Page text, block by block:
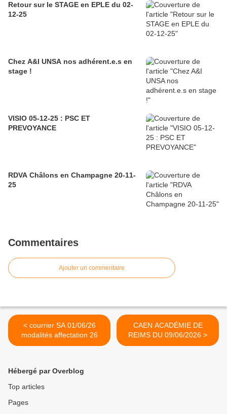
Retour sur le STAGE en EPLE du 02-
12-25
Chez A&I UNSA nos adhérent.e.s en
stage !
VISIO 05-12-25 : PSC ET
PREVOYANCE
RDVA Châlons en Champagne 20-11-
25
Commentaires
Ajouter un commentaire
< courrier SA 01/06/26
modalités affectation 26
CAEN ACADÉMIE DE
REIMS DU 09/06/2026 >
Hébergé par Overblog
Top articles
Pages